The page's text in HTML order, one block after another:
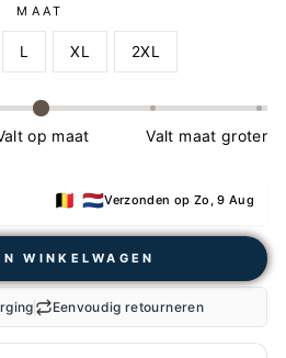
MAAT
L XL 2XL
op maat Valt maat groter
🇧🇪 🇳🇱Verzonden op Zo, 9 Aug
WINKELWAGEN
Eenvoudig retourneren